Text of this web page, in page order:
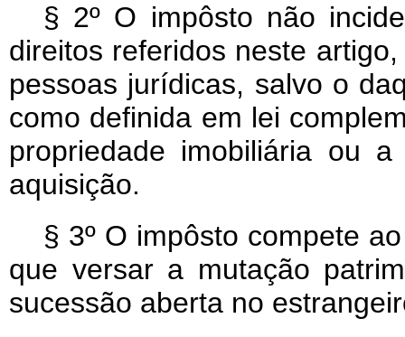
§ 2º O impôsto não
direitos referidos neste
pessoas jurídicas, salvo o
como definida em lei
propriedade imobiliária ou
aquisição.
§ 3º O impôsto compete
que versar a mutação
sucessão aberta no